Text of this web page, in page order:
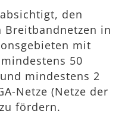
den
Breitbandnetzen in
mit
50
mindestens 2
Netze
fördern.